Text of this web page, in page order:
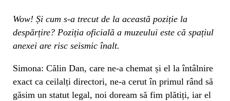
Wow! Și cum s-a trecut de la această poziție la
despărțire? Poziția oficială a muzeului este că spațiul
anexei are risc seismic înalt.
Simona: Călin Dan, care ne-a chemat și el la întâlnire
exact ca ceilalți directori, ne-a cerut în primul rând să
găsim un statut legal, noi doream să fim plătiți, iar el